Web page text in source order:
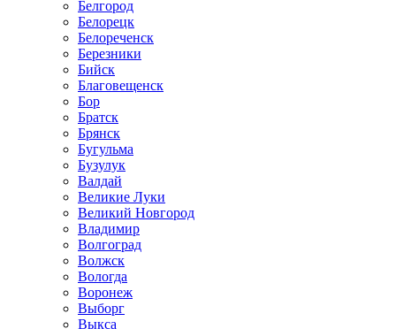
Белгород
Белорецк
Белореченск
Березники
Бийск
Благовещенск
Бор
Братск
Брянск
Бугульма
Бузулук
Валдай
Великие Луки
Великий Новгород
Владимир
Волгоград
Волжск
Вологда
Воронеж
Выборг
Выкса